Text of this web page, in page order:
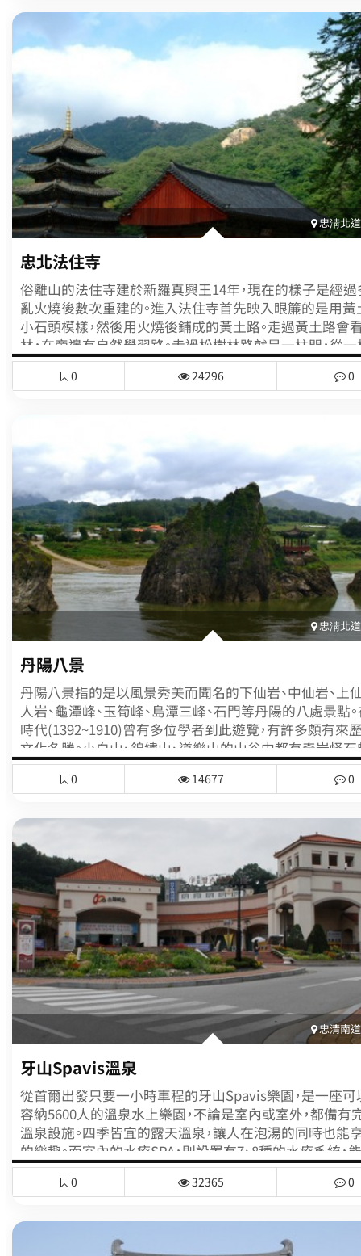
氣息，在這樣淳樸的村莊裡，不管是彎曲的鄉間小徑，還
的矮牆，都給人悠閒、寧靜的氣氛。 民俗村裡最有名的房屋，就是
靈巖郡長和李參判的住宅。靈巖郡長住宅的庭院裡，有著
樹和天然的奇石，讓庭院顯得幽静而不凡，但目前已無人
說這間屋子的匾額，是由秋史金正喜所題，因此被指定為
資料。在這間住宅內，至今仍繼續釀造祖傳的蓮葉酒在販
傳統的蓮葉酒，已被指定為無形的文化財。先將糯米釀製
後，再加入蓮藕和松葉發酵即可。以前每到了春天，都要
貢的蓮葉酒，味道和日式清酒差不多。 外巖里民俗村就像是一個
活生生的博物館，將傳統生活的模樣、型態維持到現在。
整個村落繞一圈的話，大約需1小時半。
忠淸北
忠北法住寺
俗離山的法住寺建於新羅真興王14年，現在的樣子是經
亂火燒後數次重建的。進入法住寺首先映入眼簾的是用
小石頭模樣，然後用火燒後鋪成的黃土路。走過黃土路會
林，在旁邊有自然學習路。走過松樹林路就是一柱門，從
巨大的岩石孔中有泉水湧出，可以暫時潤潤喉。通過一柱
可以看見八相殿，八相殿是塔式的木造建築，裡面有八相
人以深刻的印象。另外還有法住寺裡建在岩石上的磨崖如
所謂的倚像就是坐著的菩薩像，磨崖如來倚像是按在蓮
上坐著的樣子而建的。儘管歲月的磨耗嚴重，但還是保持
如上所述，法住寺是可以代表俗離山的寺院，有著一千五
史和豐富的寶物和國寶。通過法住寺裡的優秀古迹可以領
煌燦爛的佛教文化。
0 24296 0
忠淸北
丹陽八景
丹陽八景指的是以風景秀美而聞名的下仙岩、中仙岩、上
人岩、龜潭峰、玉筍峰、島潭三峰、石門等丹陽的八處景點
時代(1392~1910)曾有多位學者到此遊覽，有許多頗有來
文化名勝。小白山、錦繡山、道樂山的山谷中都有奇岩怪
觀，又有流水行經，形成眾多瀑布。其中最美麗和有名的
三峰。島潭三峰是聳立在呈S形彎曲的南漢江中的三塊岩
間的那塊大岩石為夫峰(又稱將軍峰)，右邊的是妻峰(又稱
左邊的叫妾峰(又稱女兒峰)，而這裡正有著與岩石名有關
相傳過去有對夫婦感情十分融洽，但膝下無子。爲了生兒
好娶了一妾，但小妾一懷上孩子就仗著寵愛，開始虐待和
室。上天看不下去，於是將他們都變成石頭。或許也正因
的傳說，三塊岩石按順序排列，實爲奇觀。島潭三峰入口
山坡上有一個小小的離鄉亭。離鄉亭是爲了安慰那些因興
大壩使故鄉被淹沒的人們而建。在亭中鳥瞰，可將島潭三
底。從離鄉亭沿反方向的路拾級需上就是石門。這是一塊
間被穿透形成一個大孔，看似人工所爲，但實際是自然形
0 14677 0
忠清南
牙山Spavis溫泉
從首爾出發只要一小時車程的牙山Spavis樂園，是一座可
容納5600人的溫泉水上樂園，不論是室內或室外，都備有
溫泉設施。四季皆宜的露天溫泉，讓人在泡湯的同時也能
的樂趣。而室內的水療SPA，則設置有7、8種的水療系統，
享有全身按摩。藉由泡湯或水療，不但可以消除疲累，更
心健康。Spavis溫泉水上樂園內，不但設有家庭湯池、茉莉
池等，廣受觀光客的喜愛。
0 32365 0